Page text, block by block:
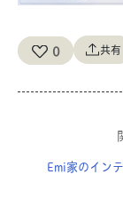
0 共有
Emi家のイン